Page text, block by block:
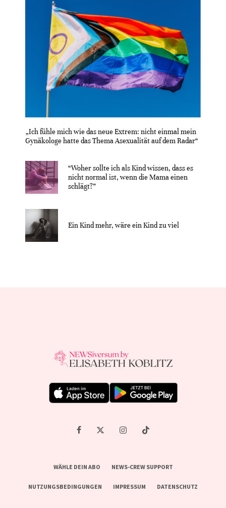
„Ich fühle mich wie das neue Extrem: nicht einmal mein
Gynäkologe hatte das Thema Asexualität auf dem Radar“
“Woher sollte ich als Kind wissen, dass es
nicht normal ist, wenn die Mama einen
schlägt?”
Ein Kind mehr, wäre ein Kind zu viel
WÄHLE DEIN ABO NEWS-CREW SUPPORT
NUTZUNGSBEDINGUNGEN IMPRESSUM DATENSCHUTZ